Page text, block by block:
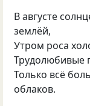
В августе
землёй,
Утром роса
Трудолюбивые
Только всё
облаков.